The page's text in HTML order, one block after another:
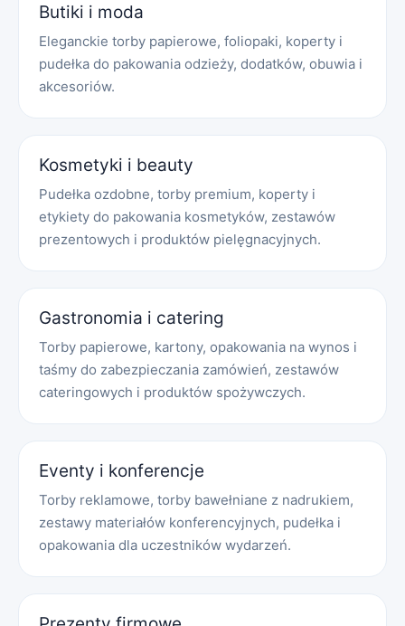
Butiki i moda
Eleganckie torby papierowe, foliopaki, koperty i
pudełka do pakowania odzieży, dodatków, obuwia i
akcesoriów.
Kosmetyki i beauty
Pudełka ozdobne, torby premium, koperty i
etykiety do pakowania kosmetyków, zestawów
prezentowych i produktów pielęgnacyjnych.
Gastronomia i catering
Torby papierowe, kartony, opakowania na wynos i
taśmy do zabezpieczania zamówień, zestawów
cateringowych i produktów spożywczych.
Eventy i konferencje
Torby reklamowe, torby bawełniane z nadrukiem,
zestawy materiałów konferencyjnych, pudełka i
opakowania dla uczestników wydarzeń.